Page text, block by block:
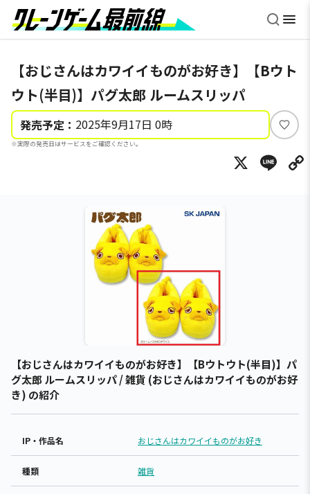
【おじさんはカワイイものがお好き】【Bウト
ウト(半目)】パグ太郎 ルームスリッパ
発売予定： 2025年9月17日 0時
※実際の発売日はサービスをご確認ください。
い
ね
X
【おじさんはカワイイものがお好き】【Bウトウト(半目)】パ
グ太郎 ルームスリッパ / 雑貨 (おじさんはカワイイものがお好
き) の紹介
IP・作品名 おじさんはカワイイものがお好き
種類 雑貨